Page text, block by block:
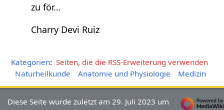
zu för…
Charry Devi Ruiz
Kategorien: Seiten, die die RSS-Erweiterung verwenden
Naturheilkunde
Anatomie und Physiologie Medizin
Diese Seite wurde zuletzt am 29. Juli 2023 um